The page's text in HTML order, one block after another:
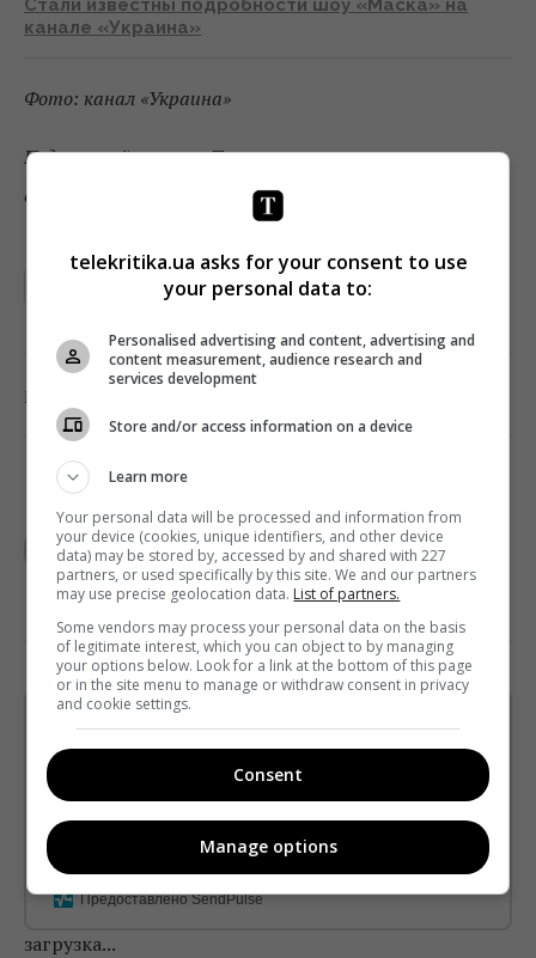
канале «Украина»
Фото: канал «Украина»
Подписывайтесь на «Телекритику»
в
МАСКА
Поделиться:
TELEKRITIKA
Щотижневий лист з найцікавішим.
Пишемо з любов'ю
!
Предоставлено SendPulse
загрузка...
telekritika.ua asks for your consent to use
your personal data to:
Personalised advertising and content, advertising and
content measurement, audience research and
services development
Store and/or access information on a device
Learn more
Your personal data will be processed and information from
your device (cookies, unique identifiers, and other device
data) may be stored by, accessed by and shared with 227
partners, or used specifically by this site. We and our partners
may use precise geolocation data. List of partners.
Some vendors may process your personal data on the basis
of legitimate interest, which you can object to by managing
your options below. Look for a link at the bottom of this page
or in the site menu to manage or withdraw consent in privacy
and cookie settings.
Consent
Manage options